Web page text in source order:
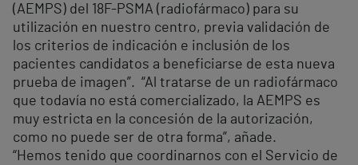
(AEMPS) del 18F-PSMA (radiofármaco) para su
utilización en nuestro centro, previa validación de
los criterios de indicación e inclusión de los
pacientes candidatos a beneficiarse de esta nueva
prueba de imagen”. “Al tratarse de un radiofármaco
que todavía no está comercializado, la AEMPS es
muy estricta en la concesión de la autorización,
como no puede ser de otra forma”, añade.
“Hemos tenido que coordinarnos con el Servicio de